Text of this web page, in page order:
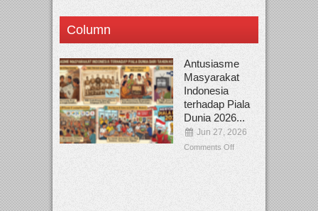
Column
Antusiasme
Masyarakat
Indonesia
terhadap Piala
Dunia 2026...
Jun 27, 2026
Comments Off